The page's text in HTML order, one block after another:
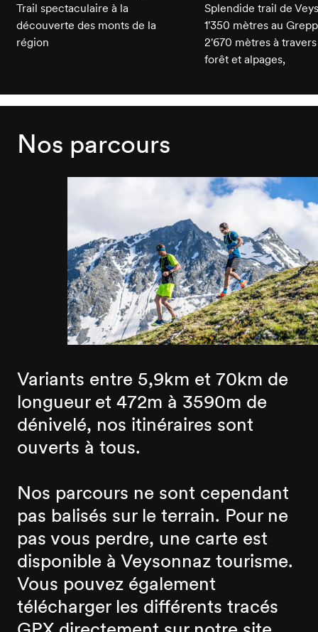
Trail spectaculaire à la
découverte des monts de la
région
Splendide trail de
1'350 mètres au
2'670 mètres à
forêt et alpages,
Nos parcours
Variants entre 5,9km et 70km de
longueur et 472m à 3590m de
dénivelé, nos itinéraires sont
ouverts à tous.
Nos parcours ne sont cependant
pas balisés sur le terrain. Pour ne
pas vous perdre, une carte est
disponible à Veysonnaz tourisme.
Vous pouvez également
télécharger les différents tracés